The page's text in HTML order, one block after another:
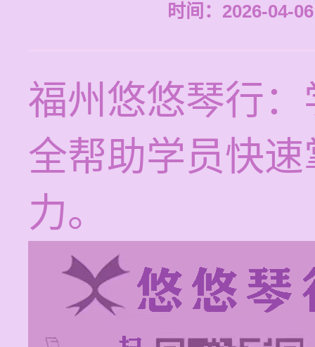
时间：2026-04-
福州悠悠琴行
全帮助学员快
力。